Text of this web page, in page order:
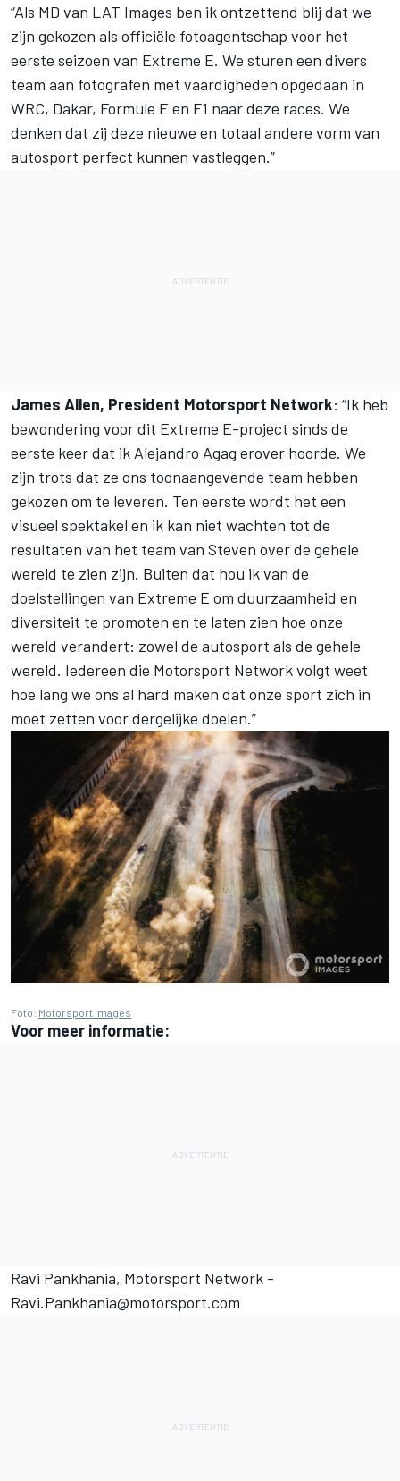
“Als MD van LAT Images ben ik ontzettend blij dat we
zijn gekozen als officiële fotoagentschap voor het
eerste seizoen van Extreme E. We sturen een divers
team aan fotografen met vaardigheden opgedaan in
WRC, Dakar, Formule E en F1 naar deze races. We
denken dat zij deze nieuwe en totaal andere vorm van
autosport perfect kunnen vastleggen.”
James Allen, President Motorsport Network: “Ik heb
bewondering voor dit Extreme E-project sinds de
eerste keer dat ik Alejandro Agag erover hoorde. We
zijn trots dat ze ons toonaangevende team hebben
gekozen om te leveren. Ten eerste wordt het een
visueel spektakel en ik kan niet wachten tot de
resultaten van het team van Steven over de gehele
wereld te zien zijn. Buiten dat hou ik van de
doelstellingen van Extreme E om duurzaamheid en
diversiteit te promoten en te laten zien hoe onze
wereld verandert: zowel de autosport als de gehele
wereld. Iedereen die Motorsport Networkvolgt weet
hoe lang we ons al hard maken dat onze sport zich in
moet zetten voor dergelijke doelen.”
Foto: Motorsport Images
Voor meer informatie:
Ravi Pankhania, Motorsport Network -
Ravi.Pankhania@motorsport.com